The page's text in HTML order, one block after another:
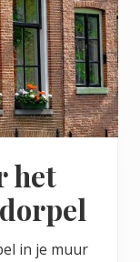
het
in je muur